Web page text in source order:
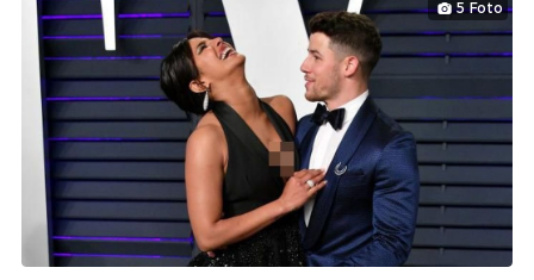
5 Foto